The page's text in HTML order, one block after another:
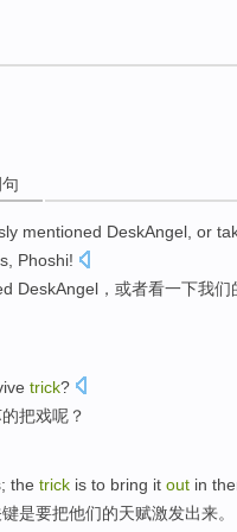
mentioned DeskAngel or
Phoshi!
DeskAngel， 或者看一下我们
trick?
把戏呢？
the trick is to bring it out in
是要把他们的天赋激发出来。